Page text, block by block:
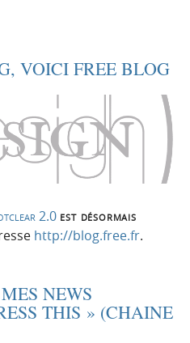
VOICI FREE BLOG
2.0est désormais
http://blog.free.fr.
NEWS
THIS » (CHAINE